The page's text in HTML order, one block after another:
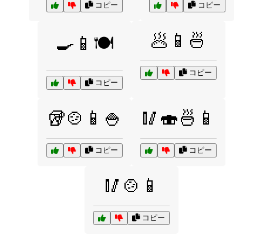
コピー コピー
🍳📱🍽️
コピー
🥟📱🍜
コピー
🥡🍲📱🍚
コピー
🥢🍣🍜📱
コピー
🥢🍲📱
コピー